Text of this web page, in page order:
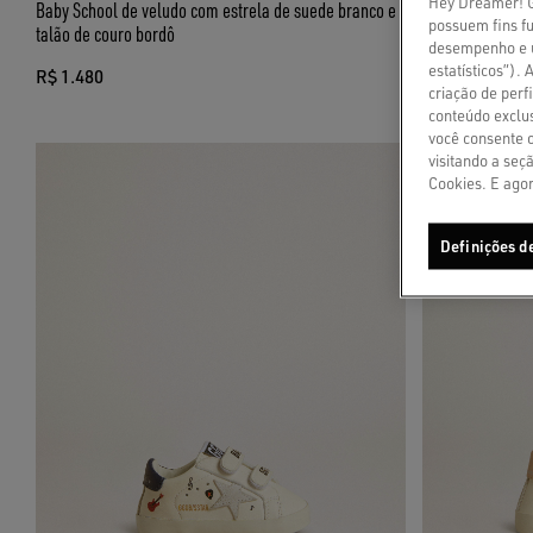
Baby School de veludo com estrela de suede branco e
talão de couro bordô
R$ 1.480
Conjunto Baby
couro rosa
R$ 1.645
possuem fins
desempenho e
estatísticos”).
criação de
conteúdo
você consente
visitando a
Cookies. E
Definições